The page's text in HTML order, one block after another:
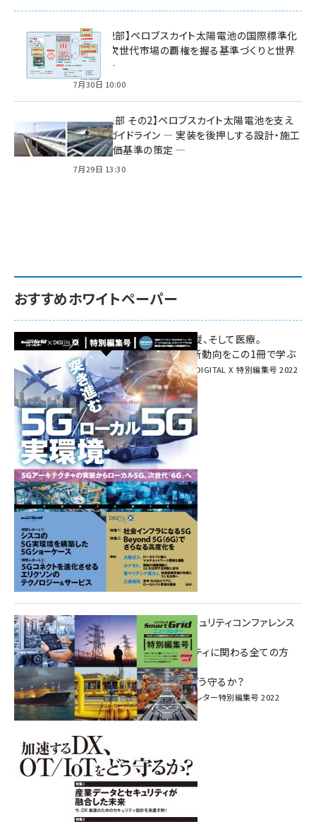
特集【第2部】ペロブスカイト太陽電池の国際標準化
戦略 ― 次世代市場の覇権を握る基準づくりと世界
の動向 ―
7月30日 10:00
特集【第1部 その2】ペロブスカイト太陽電池を支え
る2つのガイドライン ― 実装を後押しする設計・施工
方針と評価基準の策定 ―
7月29日 13:30
おすすめホワイトペーパー
環境対策、建機の遠隔操縦、そして医療。
次世代通信規格「5G」最新動向をこの1冊で学ぶ
SmartGrid ニューズレター × DIGITAL X 特別編集号 2022
Summer
重要インフラサイバーセキュリティコンファレンス
特別電子版！
― 産業サイバーセキュリティに関わる全ての方
へ！ ―
加速するDX、OT/IoTをどう守るか？
インプレス SmartGridニューズレター特別編集号 2022
Vol.1